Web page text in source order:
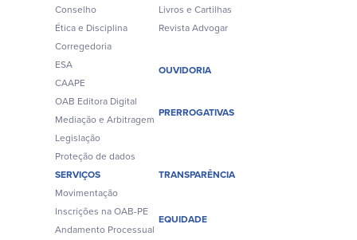
Conselho
Ética e Disciplina
Corregedoria
ESA
CAAPE
OAB Editora Digital
Mediação e Arbitragem
Legislação
Proteção de dados
Livros e Cartilhas
Revista Advogar
OUVIDORIA
PRERROGATIVAS
SERVIÇOS
Movimentação
Inscrições na OAB-PE
Andamento Processual
TRANSPARÊNCIA
EQUIDADE